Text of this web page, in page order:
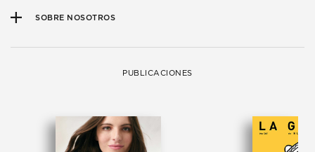
SOBRE NOSOTROS
PUBLICACIONES